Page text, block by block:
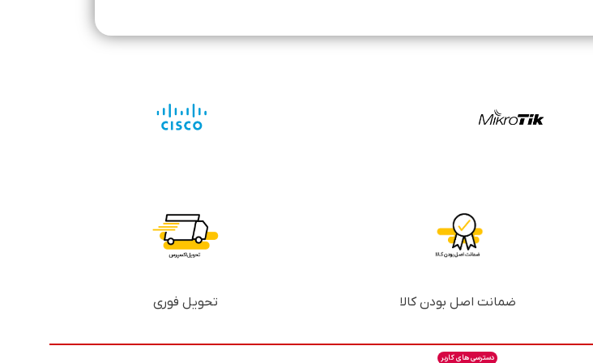
ضمانت اصل بودن کالا تحویل فوری
دسترسی های کاربر